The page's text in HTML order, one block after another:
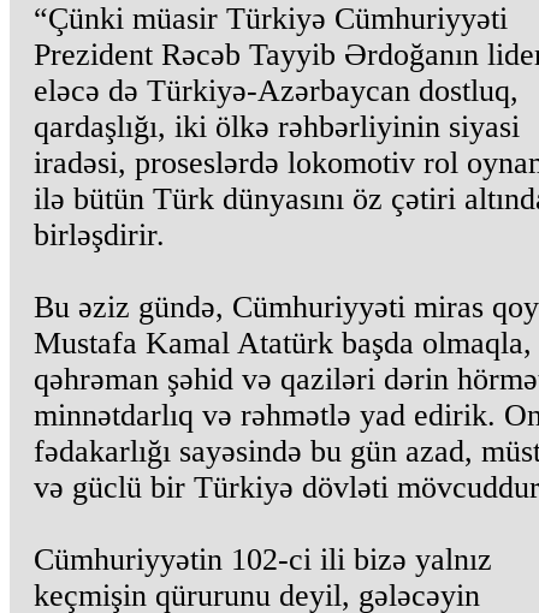
“Çünki müasir Türkiyə Cümhuriyyəti
Prezident Rəcəb Tayyib Ərdoğanın
eləcə də Türkiyə-Azərbaycan dostluq,
qardaşlığı, iki ölkə rəhbərliyinin siyasi
iradəsi, proseslərdə lokomotiv rol
ilə bütün Türk dünyasını öz çətiri
birləşdirir.
Bu əziz gündə, Cümhuriyyəti miras
Mustafa Kamal Atatürk başda olmaqla,
qəhrəman şəhid və qaziləri dərin
minnətdarlıq və rəhmətlə yad edirik.
fədakarlığı sayəsində bu gün azad,
və güclü bir Türkiyə dövləti
Cümhuriyyətin 102-ci ili bizə yalnız
keçmişin qürurunu deyil, gələcəyin